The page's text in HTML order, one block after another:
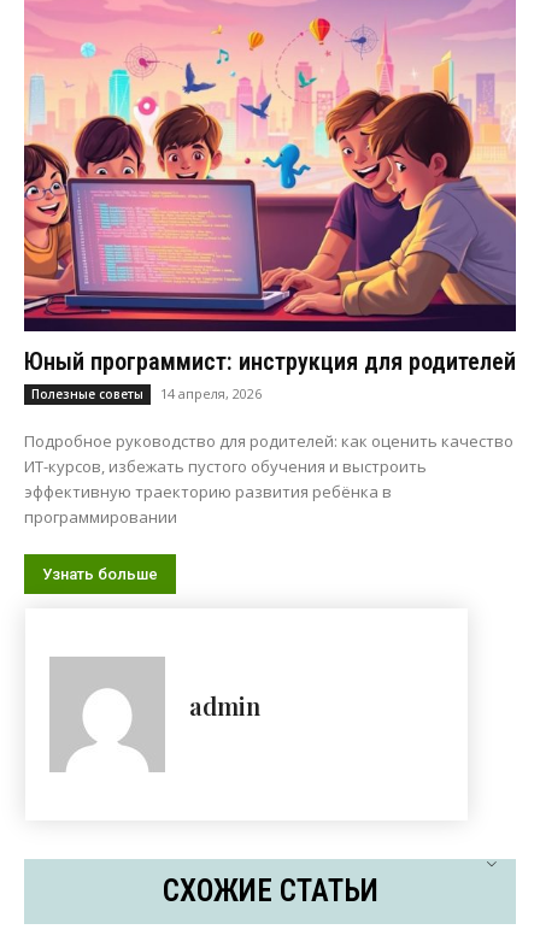
Юный программист: инструкция для родителей
Полезные советы 14 апреля, 2026
Подробное руководство для родителей: как оценить качество
ИТ-курсов, избежать пустого обучения и выстроить
эффективную траекторию развития ребёнка в
программировании
Узнать больше
admin
СХОЖИЕ СТАТЬИ